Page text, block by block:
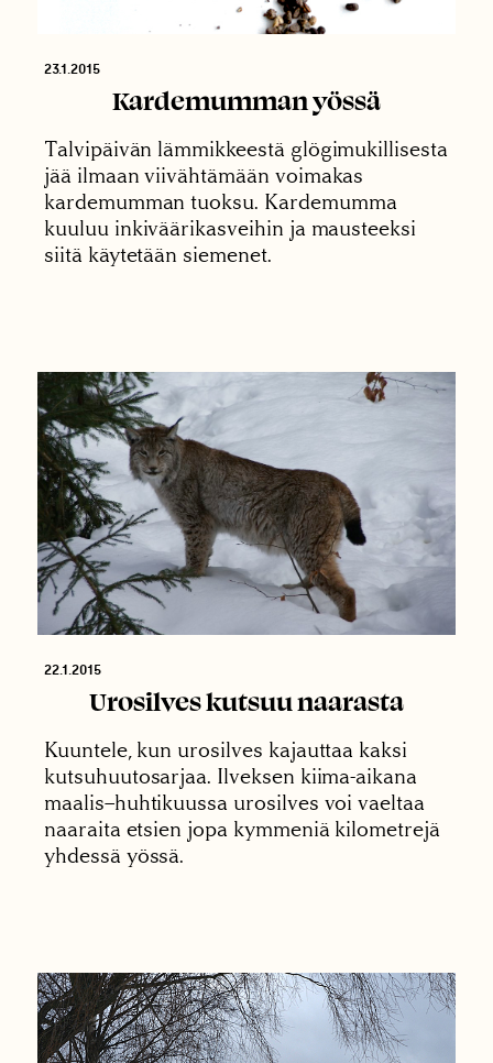
23.1.2015
Kardemumman yössä
Talvipäivän lämmikkeestä glögimukillisesta
jää ilmaan viivähtämään voimakas
kardemumman tuoksu. Kardemumma
kuuluu inkiväärikasveihin ja mausteeksi
siitä käytetään siemenet.
22.1.2015
Urosilves kutsuu naarasta
Kuuntele, kun urosilves kajauttaa kaksi
kutsuhuutosarjaa. Ilveksen kiima-aikana
maalis–huhtikuussa urosilves voi vaeltaa
naaraita etsien jopa kymmeniä kilometrejä
yhdessä yössä.